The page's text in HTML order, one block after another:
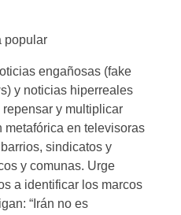
popular
engañosas (fake
y noticias hiperreales
y multiplicar
en televisoras
sindicatos y
y comunas. Urge
a identificar los marcos
“Irán no es